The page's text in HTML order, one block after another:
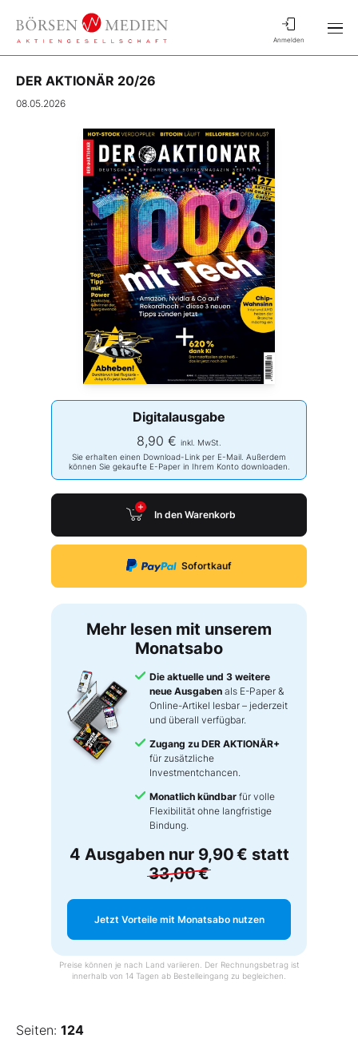
Anmelden
DER AKTIONÄR 20/26
08.05.2026
Digitalausgabe
8,90 € inkl. MwSt.
Sie erhalten einen Download-Link per E-Mail. Außerdem
können Sie gekaufte E-Paper in Ihrem Konto downloaden.
In den Warenkorb
Sofortkauf
Mehr lesen mit unserem
Monatsabo
Die aktuelle und 3 weitere
neue Ausgaben als E-Paper &
Online-Artikel lesbar – jederzeit
und überall verfügbar.
Zugang zu DER AKTIONÄR+
für zusätzliche
Investmentchancen.
Monatlich kündbar für volle
Flexibilität ohne langfristige
Bindung.
4 Ausgaben nur 9,90 € statt
33,00 €
Jetzt Vorteile mit Monatsabo nutzen
Preise können je nach Land variieren. Der Rechnungsbetrag ist
innerhalb von 14 Tagen ab Bestelleingang zu begleichen.
Seiten: 124